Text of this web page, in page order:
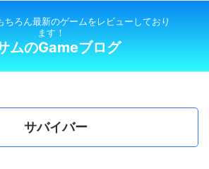
ちろん最新のゲームをレビューしており
ます！
ムのGameブログ
サバイバー